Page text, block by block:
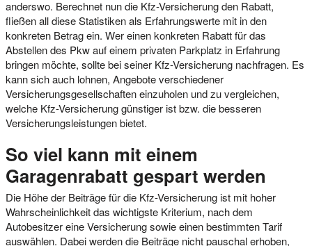
anderswo. Berechnet nun die Kfz-Versicherung den Rabatt,
fließen all diese Statistiken als Erfahrungswerte mit in den
konkreten Betrag ein. Wer einen konkreten Rabatt für das
Abstellen des Pkw auf einem privaten Parkplatz in Erfahrung
bringen möchte, sollte bei seiner Kfz-Versicherung nachfragen. Es
kann sich auch lohnen, Angebote verschiedener
Versicherungsgesellschaften einzuholen und zu vergleichen,
welche Kfz-Versicherung günstiger ist bzw. die besseren
Versicherungsleistungen bietet.
So viel kann mit einem
Garagenrabatt gespart werden
Die Höhe der Beiträge für die Kfz-Versicherung ist mit hoher
Wahrscheinlichkeit das wichtigste Kriterium, nach dem
Autobesitzer eine Versicherung sowie einen bestimmten Tarif
auswählen. Dabei werden die Beiträge nicht pauschal erhoben,